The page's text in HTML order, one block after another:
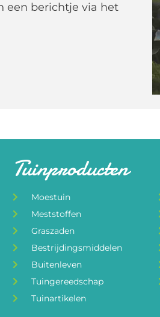
een berichtje via het
Tuinproducten
Moestuin
Meststoffen
Graszaden
Bestrijdingsmiddelen
Buitenleven
Tuingereedschap
Tuinartikelen